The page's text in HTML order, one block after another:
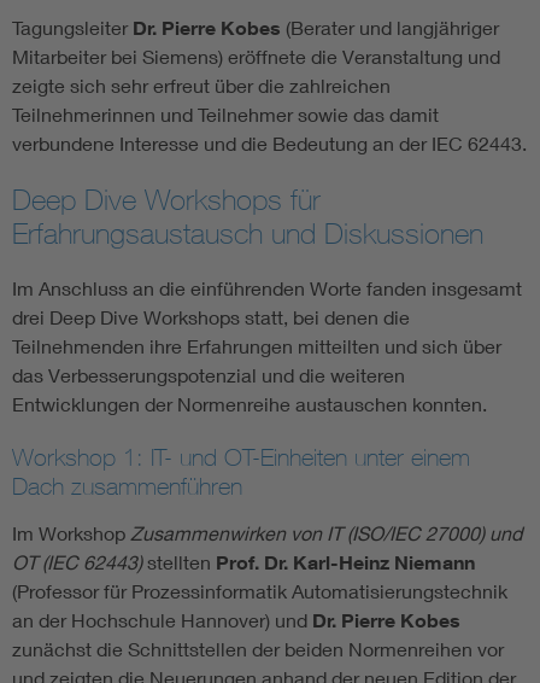
Tagungsleiter Dr. Pierre Kobes (Berater und langjähriger
Mitarbeiter bei Siemens) eröffnete die Veranstaltung und
zeigte sich sehr erfreut über die zahlreichen
Teilnehmerinnen und Teilnehmer sowie das damit
verbundene Interesse und die Bedeutung an der IEC 62443.
Deep Dive Workshops für
Erfahrungsaustausch und Diskussionen
Im Anschluss an die einführenden Worte fanden insgesamt
drei Deep Dive Workshops statt, bei denen die
Teilnehmenden ihre Erfahrungen mitteilten und sich über
das Verbesserungspotenzial und die weiteren
Entwicklungen der Normenreihe austauschen konnten.
Workshop 1: IT- und OT-Einheiten unter einem
Dach zusammenführen
Im Workshop Zusammenwirken von IT (ISO/IEC 27000) und
OT (IEC 62443)stellten Prof. Dr. Karl-Heinz Niemann
(Professor für Prozessinformatik Automatisierungstechnik
an der Hochschule Hannover) und Dr. Pierre Kobes
zunächst die Schnittstellen der beiden Normenreihen vor
und zeigten die Neuerungen anhand der neuen Edition der